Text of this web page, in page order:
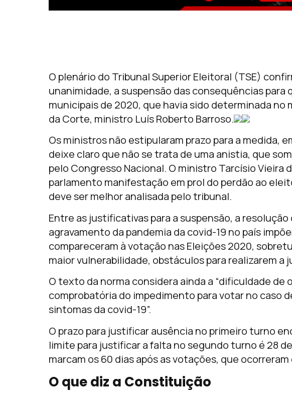
O plenário do Tribunal Superior Eleitoral (TSE)
unanimidade, a suspensão das consequências
municipais de 2020, que havia sido determinada no
da Corte, ministro Luís Roberto Barroso.
Os ministros não estipularam prazo para a medida,
deixe claro que não se trata de uma anistia, que
pelo Congresso Nacional. O ministro Tarcísio Vieira
parlamento manifestação em prol do perdão ao
deve ser melhor analisada pelo tribunal.
Entre as justificativas para a suspensão, a
agravamento da pandemia da covid-19 no país
compareceram à votação nas Eleições 2020,
maior vulnerabilidade, obstáculos para realizarem a
O texto da norma considera ainda a “dificuldade
comprobatória do impedimento para votar no caso
sintomas da covid-19”.
O prazo para justificar ausência no primeiro turno
limite para justificar a falta no segundo turno é 28
marcam os 60 dias após as votações, que ocorreram
O que diz a Constituição